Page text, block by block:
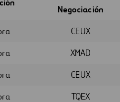
Negociación
CEUX
XMAD
CEUX
TQEX